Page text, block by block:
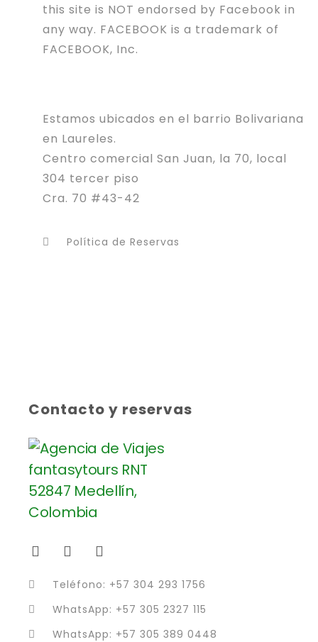
this site is NOT endorsed by Facebook in
any way. FACEBOOK is a trademark of
FACEBOOK, Inc.
Estamos ubicados en el barrio Bolivariana
en Laureles.
Centro comercial San Juan, la 70, local
304 tercer piso
Cra. 70 #43-42
Política de Reservas
Contacto y reservas
Teléfono: +57 304 293 1756
WhatsApp: +57 305 2327 115
WhatsApp: +57 305 389 0448